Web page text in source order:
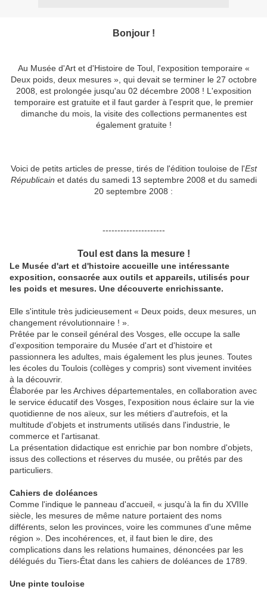
Bonjour !
Au Musée d'Art et d'Histoire de Toul, l'exposition temporaire «
Deux poids, deux mesures », qui devait se terminer le 27 octobre
2008, est prolongée jusqu'au 02 décembre 2008 ! L'exposition
temporaire est gratuite et il faut garder à l'esprit que, le premier
dimanche du mois, la visite des collections permanentes est
également gratuite !
Voici de petits articles de presse, tirés de l'édition touloise de l'Est
Républicain et datés du samedi 13 septembre 2008 et du samedi
20 septembre 2008 :
---------------------
Toul est dans la mesure !
Le Musée d'art et d'histoire accueille une intéressante
exposition, consacrée aux outils et appareils, utilisés pour
les poids et mesures. Une découverte enrichissante.
Elle s'intitule très judicieusement « Deux poids, deux mesures, un
changement révolutionnaire ! ».
Prêtée par le conseil général des Vosges, elle occupe la salle
d'exposition temporaire du Musée d'art et d'histoire et
passionnera les adultes, mais également les plus jeunes. Toutes
les écoles du Toulois (collèges y compris) sont vivement invitées
à la découvrir.
Élaborée par les Archives départementales, en collaboration avec
le service éducatif des Vosges, l'exposition nous éclaire sur la vie
quotidienne de nos aïeux, sur les métiers d'autrefois, et la
multitude d'objets et instruments utilisés dans l'industrie, le
commerce et l'artisanat.
La présentation didactique est enrichie par bon nombre d'objets,
issus des collections et réserves du musée, ou prêtés par des
particuliers.
Cahiers de doléances
Comme l'indique le panneau d'accueil, « jusqu'à la fin du XVIIIe
siècle, les mesures de même nature portaient des noms
différents, selon les provinces, voire les communes d'une même
région ». Des incohérences, et, il faut bien le dire, des
complications dans les relations humaines, dénoncées par les
délégués du Tiers-État dans les cahiers de doléances de 1789.
Une pinte touloise